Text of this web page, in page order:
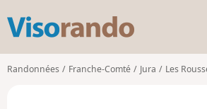
s
o
Randonnées Franche-Comté Jura Les